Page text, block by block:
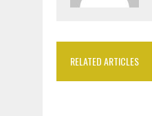
RELATED ARTICLES